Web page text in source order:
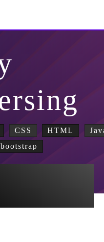
CSS HTML